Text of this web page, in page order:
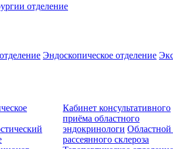
отделение
Эндоскопическое отделение
Кабинет консультативного
приёма областного
эндокринологи Областной
рассеянного склероза